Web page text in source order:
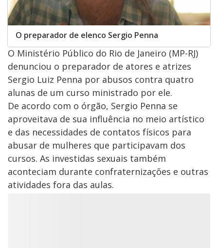
O preparador de elenco Sergio Penna
O Ministério Público do Rio de Janeiro (MP-RJ)
denunciou o preparador de atores e atrizes
Sergio Luiz Penna por abusos contra quatro
alunas de um curso ministrado por ele.
De acordo com o órgão, Sergio Penna se
aproveitava de sua influência no meio artístico
e das necessidades de contatos físicos para
abusar de mulheres que participavam dos
cursos. As investidas sexuais também
aconteciam durante confraternizações e outras
atividades fora das aulas.